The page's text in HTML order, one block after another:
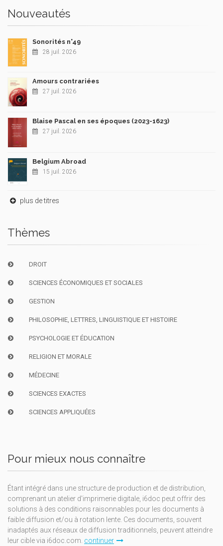
Nouveautés
Sonorités n°49
28 juil. 2026
Amours contrariées
27 juil. 2026
Blaise Pascal en ses époques (2023-1623)
27 juil. 2026
Belgium Abroad
15 juil. 2026
plus de titres
Thèmes
DROIT
SCIENCES ÉCONOMIQUES ET SOCIALES
GESTION
PHILOSOPHIE, LETTRES, LINGUISTIQUE ET HISTOIRE
PSYCHOLOGIE ET ÉDUCATION
RELIGION ET MORALE
MÉDECINE
SCIENCES EXACTES
SCIENCES APPLIQUÉES
Pour mieux nous connaître
Étant intégré dans une structure de production et de distribution,
comprenant un atelier d'imprimerie digitale, i6doc peut offrir des
solutions à des conditions raisonnables pour les documents à
faible diffusion et/ou à rotation lente. Ces documents, souvent
inadaptés aux réseaux de diffusion traditionnels, peuvent atteindre
leur cible via i6doc.com. continuer